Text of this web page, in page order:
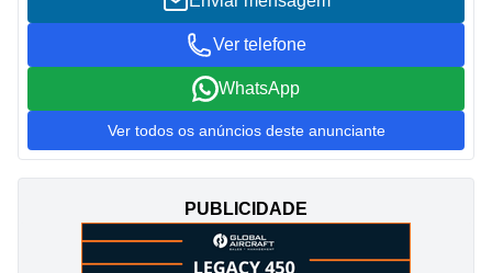
Ver telefone
WhatsApp
Ver todos os anúncios deste anunciante
PUBLICIDADE